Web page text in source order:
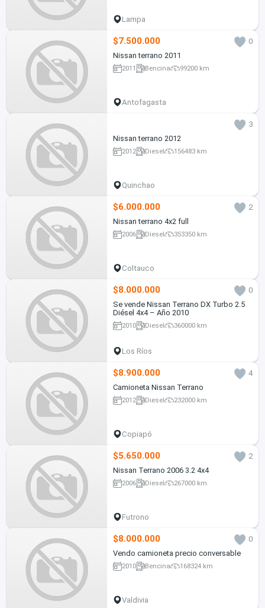
Lampa
$7.500.000
0
Nissan terrano 2011
2011 Bencina 99200 km
Antofagasta
3
Nissan terrano 2012
2012 Diesel 156483 km
Quinchao
$6.000.000
2
Nissan terrano 4x2 full
2006 Diesel 353350 km
Coltauco
$8.000.000
0
Se vende Nissan Terrano DX Turbo 2.5
Diésel 4x4 – Año 2010
2010 Diesel 360000 km
Los Ríos
$8.900.000
4
Camioneta Nissan Terrano
2012 Diesel 232000 km
Copiapó
$5.650.000
2
Nissan Terrano 2006 3.2 4x4
2006 Diesel 267000 km
Futrono
$8.000.000
0
Vendo camioneta precio conversable
2010 Bencina 168324 km
Valdivia